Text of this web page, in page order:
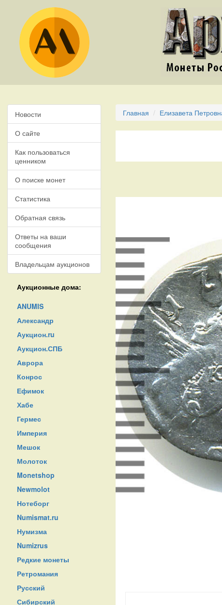
Новости
О сайте
Как пользоваться
ценником
О поиске монет
Статистика
Обратная связь
Ответы на ваши
сообщения
Владельцам аукционов
Аукционные дома:
ANUMIS
Александр
Аукцион.ru
Аукцион.СПБ
Аврора
Конрос
Ефимок
Хабе
Гермес
Империя
Мешок
Молоток
Monetshop
Newmolot
Нотеборг
Numismat.ru
Нумизма
Numizrus
Редкие монеты
Ретромания
Русский
Сибирский
Главная Елизавета